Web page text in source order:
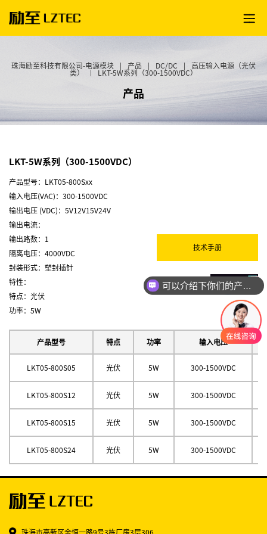
珠海励至科技有限公司-电源模块 产品 DC/DC
高压输入电源（光伏
类）
LKT-5W系列（300-1500VDC）
产品
LKT-5W系列（300-1500VDC）
产品型号：LKT05-800Sxx
输入电压(VAC)：300-1500VDC
输出电压 (VDC)：5V12V15V24V
输出电流：
输出路数：1
隔离电压：4000VDC
封装形式：塑封插针
特性：
特点：光伏
功率：5W
技术手册
网上购物：
产品型号 特点 功率 输入电压
LKT05-800S05 光伏 5W 300-1500VDC
LKT05-800S12 光伏 5W 300-1500VDC
LKT05-800S15 光伏 5W 300-1500VDC
LKT05-800S24 光伏 5W 300-1500VDC
珠海市高新区金恒一路9号3栋厂房3层306